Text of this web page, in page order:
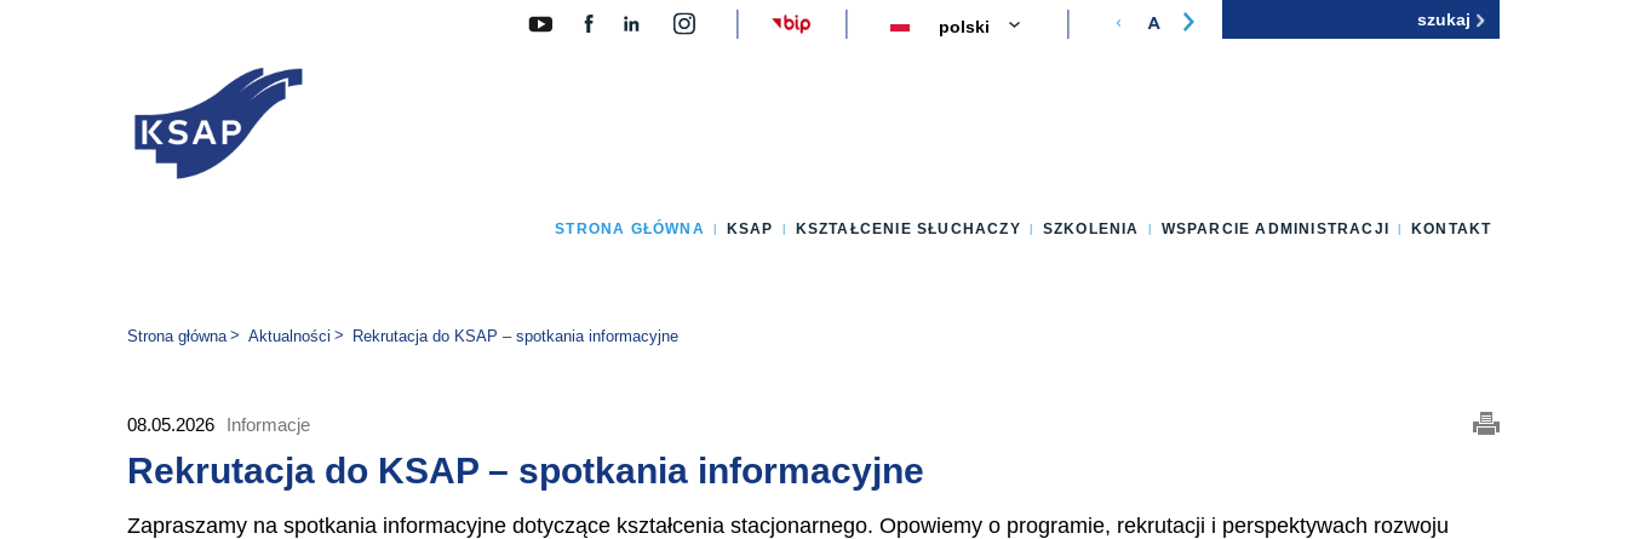
Zmień wersję językową strony
STRONA GŁÓWNA KSAP KSZTAŁCENIE SŁUCHACZY SZKOLENIA WSPARCIE ADMINISTRACJI KONTAKT
Jesteś tutaj:
Strona główna Aktualności Rekrutacja do KSAP – spotkania informacyjne
08.05.2026 Informacje
Rekrutacja do KSAP – spotkania informacyjne
Zapraszamy na spotkania informacyjne dotyczące kształcenia stacjonarnego. Opowiemy o programie, rekrutacji i perspektywach rozwoju